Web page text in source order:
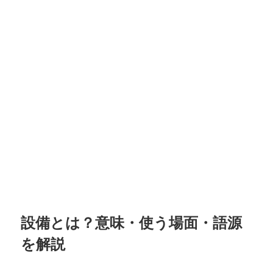
設備とは？意味・使う場面・語源
を解説